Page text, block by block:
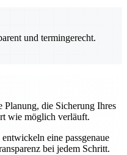
und termingerecht.
Planung, die Sicherung Ihres
wie möglich verläuft.
eine passgenaue
bei jedem Schritt.